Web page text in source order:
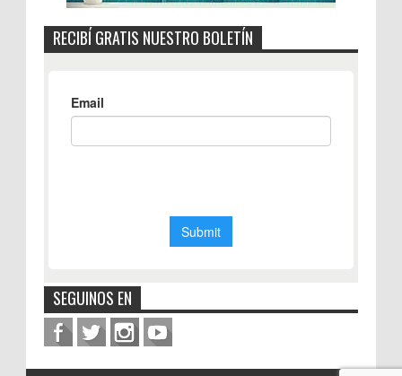
RECIBÍ GRATIS NUESTRO BOLETÍN
SEGUINOS EN